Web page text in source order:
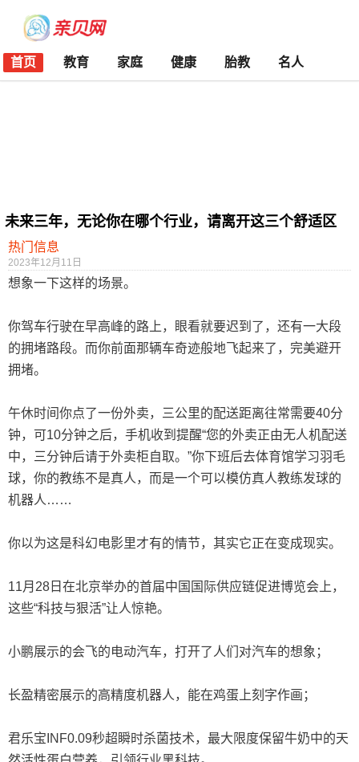
首页 教育 家庭 健康 胎教 名人
未来三年，无论你在哪个行业，请离开这三个舒适区
热门信息
2023年12月11日
想象一下这样的场景。
你驾车行驶在早高峰的路上，眼看就要迟到了，还有一大段
的拥堵路段。而你前面那辆车奇迹般地飞起来了，完美避开
拥堵。
午休时间你点了一份外卖，三公里的配送距离往常需要40分
钟，可10分钟之后，手机收到提醒“您的外卖正由无人机配送
中，三分钟后请于外卖柜自取。”你下班后去体育馆学习羽毛
球，你的教练不是真人，而是一个可以模仿真人教练发球的
机器人……
你以为这是科幻电影里才有的情节，其实它正在变成现实。
11月28日在北京举办的首届中国国际供应链促进博览会上，
这些“科技与狠活”让人惊艳。
小鹏展示的会飞的电动汽车，打开了人们对汽车的想象；
长盈精密展示的高精度机器人，能在鸡蛋上刻字作画；
君乐宝INF0.09秒超瞬时杀菌技术，最大限度保留牛奶中的天